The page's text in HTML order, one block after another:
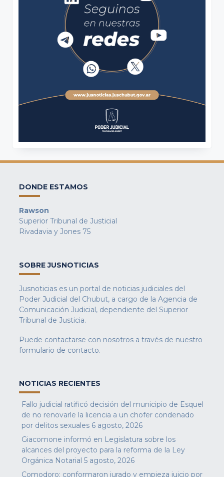
DONDE ESTAMOS
Rawson
Superior Tribunal de Justicial
Rivadavia y Jones 75
SOBRE JUSNOTICIAS
Jusnoticias es un portal de noticias judiciales del
Poder Judicial del Chubut, a cargo de la Agencia de
Comunicación Judicial, dependiente del Superior
Tribunal de Justicia.
Puede contactarse con nosotros a través de nuestro
formulario de contacto.
NOTICIAS RECIENTES
Fallo judicial ratificó decisión del municipio de Esquel
de no renovarle la licencia a un chofer condenado
por delitos sexuales 6 agosto, 2026
Giacomone informó en Legislatura sobre los
alcances del proyecto para la reforma de la Ley
Orgánica Notarial 5 agosto, 2026
Comodoro: conformaron jurado y empieza juicio por